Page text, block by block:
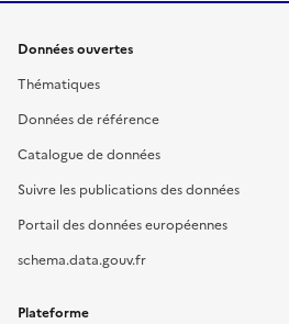
Données ouvertes
Thématiques
Données de référence
Catalogue de données
Suivre les publications des données
Portail des données européennes
schema.data.gouv.fr
Plateforme